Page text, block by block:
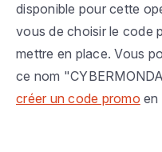
disponible pour cette
vous de choisir le code
mettre en place. Vous
ce nom
créer un code promo en